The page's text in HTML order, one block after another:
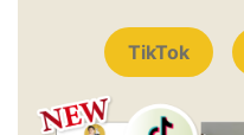
TikTok